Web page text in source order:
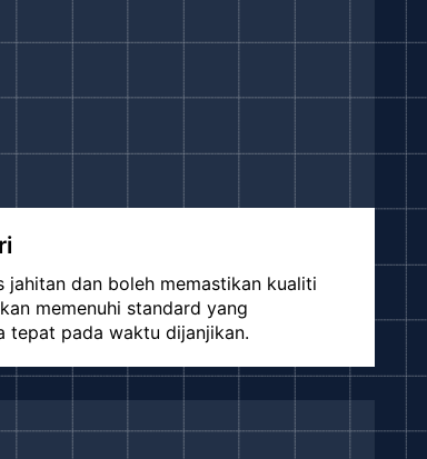
jahitan dan boleh memastikan kualiti
memenuhi standard yang
tepat pada waktu dijanjikan.